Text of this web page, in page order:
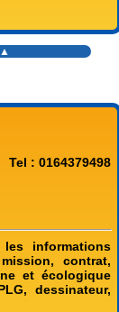
Tel : 0164379498
informations
contrat,
et écologique
dessinateur,